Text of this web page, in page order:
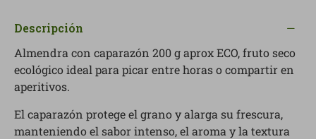
Descripción
Almendra con caparazón 200 g aprox ECO, fruto seco
ecológico ideal para picar entre horas o compartir en
aperitivos.
El caparazón protege el grano y alarga su frescura,
manteniendo el sabor intenso, el aroma y la textura